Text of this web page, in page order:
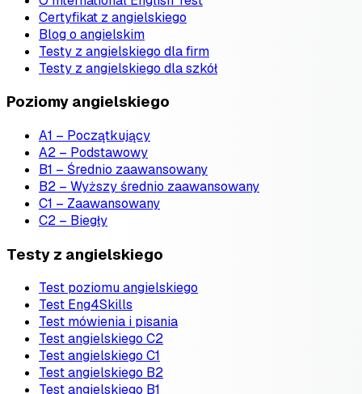
Certyfikat z angielskiego
Blog o angielskim
Testy z angielskiego dla firm
Testy z angielskiego dla szkół
Poziomy angielskiego
A1 – Początkujący
A2 – Podstawowy
B1 – Średnio zaawansowany
B2 – Wyższy średnio zaawansowany
C1 – Zaawansowany
C2 – Biegły
Testy z angielskiego
Test poziomu angielskiego
Test Eng4Skills
Test mówienia i pisania
Test angielskiego C2
Test angielskiego C1
Test angielskiego B2
Test angielskiego B1